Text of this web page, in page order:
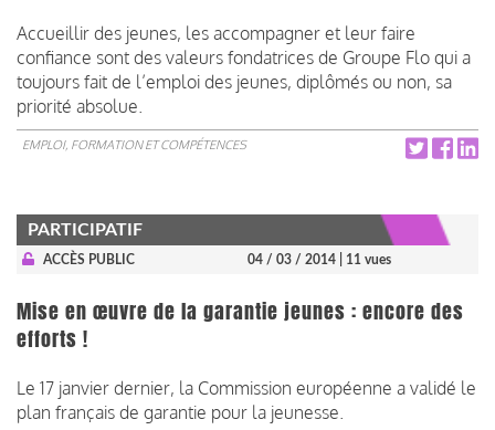
Accueillir des jeunes, les accompagner et leur faire
confiance sont des valeurs fondatrices de Groupe Flo qui a
toujours fait de l’emploi des jeunes, diplômés ou non, sa
priorité absolue.
EMPLOI, FORMATION ET COMPÉTENCES
PARTICIPATIF
ACCÈS PUBLIC 04 / 03 / 2014 | 11 vues
Mise en œuvre de la garantie jeunes : encore des
efforts !
Le 17 janvier dernier, la Commission européenne a validé le
plan français de garantie pour la jeunesse.